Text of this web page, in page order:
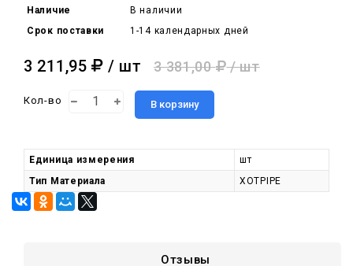
Наличие
В наличии
Срок поставки
1-14 календарных дней
3 211,95 / шт 3 381,00 / шт
Кол-во В корзину
Единица измерения
шт
Тип Материала
XOTPIPE
Отзывы